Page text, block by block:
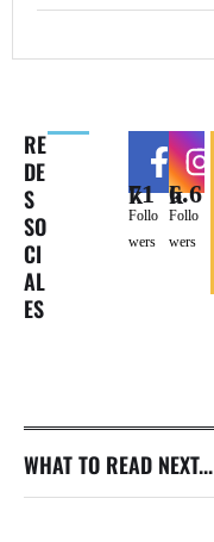
RE
DE
S
SO
CI
AL
ES
71k
Follo
wers
6.6k
Follo
wers
WHAT TO READ NEXT...